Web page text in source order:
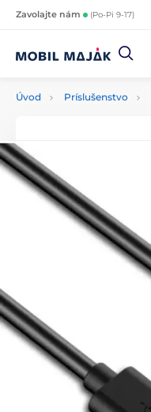
Zavolajte nám (Po-Pi 9-17)
Úvod Príslušenstvo